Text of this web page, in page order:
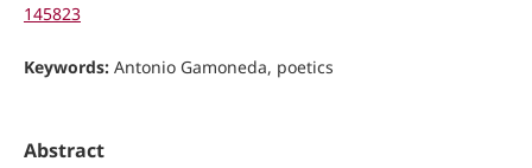
145823
Keywords: Antonio Gamoneda, poetics
Abstract